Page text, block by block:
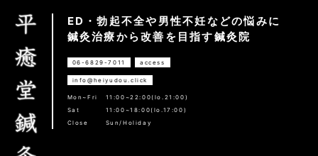
ED・勃起不全や男性不妊などの悩みに
鍼灸治療から改善を目指す鍼灸院
06-6829-7011 access
info@heiyudou.click
Mon~Fri
11:00~22:00(lo.21:00)
Sat
11:00~18:00(lo.17:00)
Close
Sun/Holiday